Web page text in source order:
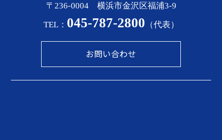
〒236-0004 横浜市金沢区福浦3-9
TEL： 045-787-2800 （代表）
お問い合わせ